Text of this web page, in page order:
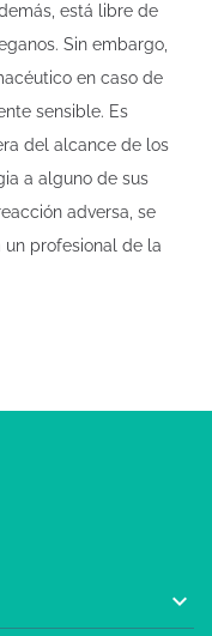
está libre de
Sin embargo,
en caso de
sensible. Es
del alcance de los
a alguno de sus
adversa, se
profesional de la
